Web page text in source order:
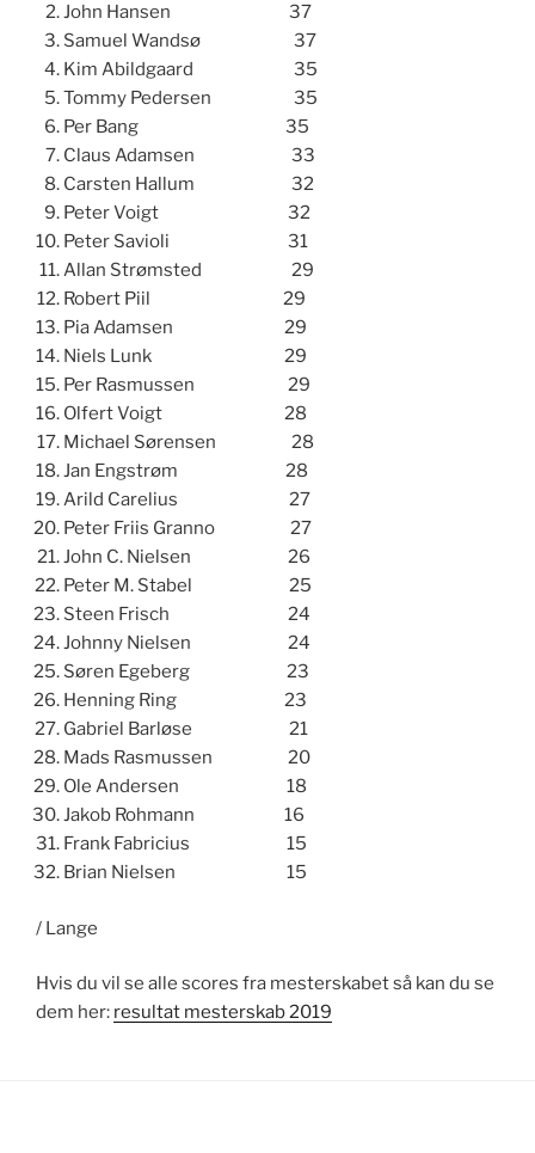
John Hansen 37
Samuel Wandsø 37
Kim Abildgaard 35
Tommy Pedersen 35
Per Bang 35
Claus Adamsen 33
Carsten Hallum 32
Peter Voigt 32
Peter Savioli 31
Allan Strømsted 29
Robert Piil 29
Pia Adamsen 29
Niels Lunk 29
Per Rasmussen 29
Olfert Voigt 28
Michael Sørensen 28
Jan Engstrøm 28
Arild Carelius 27
Peter Friis Granno 27
John C. Nielsen 26
Peter M. Stabel 25
Steen Frisch 24
Johnny Nielsen 24
Søren Egeberg 23
Henning Ring 23
Gabriel Barløse 21
Mads Rasmussen 20
Ole Andersen 18
Jakob Rohmann 16
Frank Fabricius 15
Brian Nielsen 15
/ Lange
Hvis du vil se alle scores fra mesterskabet så kan du se
dem her: resultat mesterskab 2019